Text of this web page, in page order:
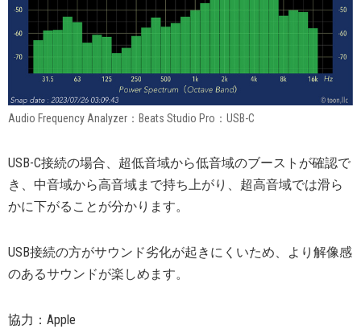
Audio Frequency Analyzer：Beats Studio Pro：USB-C
USB-C接続の場合、超低音域から低音域のブーストが確認で
き、中音域から高音域まで持ち上がり、超高音域では滑ら
かに下がることが分かります。
USB接続の方がサウンド劣化が起きにくいため、より解像感
のあるサウンドが楽しめます。
協力：Apple